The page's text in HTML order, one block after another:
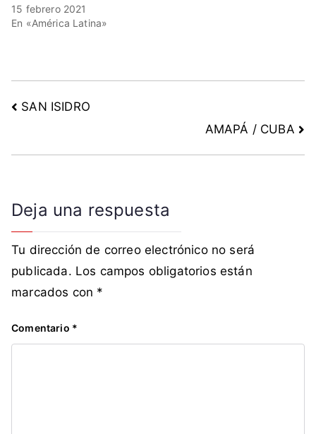
V
e
z
15 febrero 2021
En «América Latina»
SAN ISIDRO
AMAPÁ / CUBA
Deja una respuesta
Tu dirección de correo electrónico no será
publicada. Los campos obligatorios están
marcados con *
Comentario *